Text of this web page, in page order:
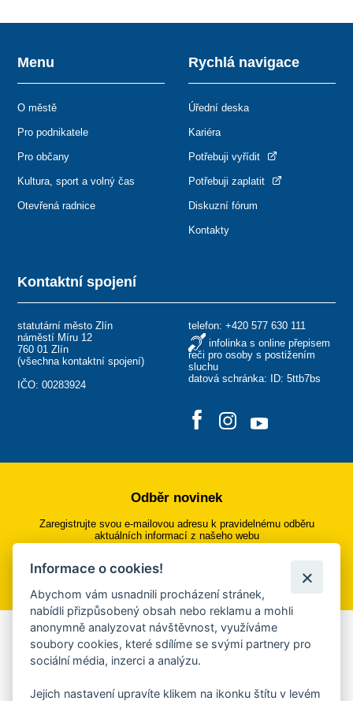
Kontaktní spojení
statutární město Zlín
náměstí Míru 12
760 01 Zlín
(všechna kontaktní spojení)
IČO: 00283924
telefon: +420 577 630 111
infolinka s online přepisem
řeči pro osoby s postižením
sluchu
datová schránka: ID: 5ttb7bs
Menu
O městě
Pro podnikatele
Pro občany
Kultura, sport a volný čas
Otevřená radnice
Rychlá navigace
Úřední deska
Kariéra
Potřebuji vyřídit
Potřebuji zaplatit
Diskuzní fórum
Kontakty
Odběr novinek
Zaregistrujte svou e-mailovou adresu k pravidelnému odběru
aktuálních informací z našeho webu
Přihlásit se k odběru
Aplikace Mobilní rozhlas
Chcete dostávat do svého mobilu či mailu upozornění na
ankety, pozvánky na kulturní a sportovní akce?
Informace o cookies!
Abychom vám usnadnili procházení stránek,
nabídli přizpůsobený obsah nebo reklamu a mohli
anonymně analyzovat návštěvnost, využíváme
soubory cookies, které sdílíme se svými partnery pro
sociální média, inzerci a analýzu.
Jejich nastavení upravíte klikem na ikonku štítu v levém